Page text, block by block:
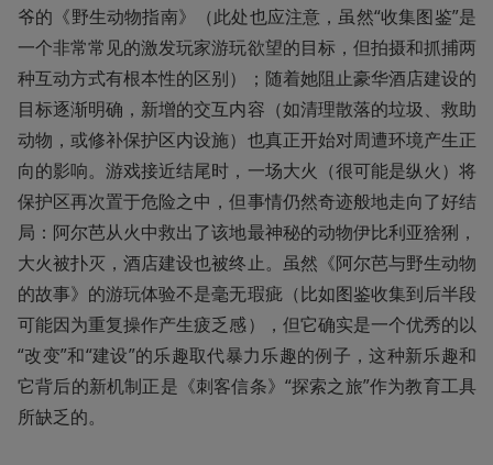
爷的《野生动物指南》（此处也应注意，虽然“收集图鉴”是
一个非常常见的激发玩家游玩欲望的目标，但拍摄和抓捕两
种互动方式有根本性的区别）；随着她阻止豪华酒店建设的
目标逐渐明确，新增的交互内容（如清理散落的垃圾、救助
动物，或修补保护区内设施）也真正开始对周遭环境产生正
向的影响。游戏接近结尾时，一场大火（很可能是纵火）将
保护区再次置于危险之中，但事情仍然奇迹般地走向了好结
局：阿尔芭从火中救出了该地最神秘的动物伊比利亚猞猁，
大火被扑灭，酒店建设也被终止。虽然《阿尔芭与野生动物
的故事》的游玩体验不是毫无瑕疵（比如图鉴收集到后半段
可能因为重复操作产生疲乏感），但它确实是一个优秀的以
“改变”和“建设”的乐趣取代暴力乐趣的例子，这种新乐趣和
它背后的新机制正是《刺客信条》“探索之旅”作为教育工具
所缺乏的。